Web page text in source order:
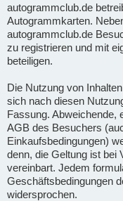
autogrammclub.de
Autogrammkarten.
autogrammclub.de
zu registrieren und mit
beteiligen.
Die Nutzung von
sich nach diesen
Fassung. Abweichende,
AGB des Besuchers
Einkaufsbedingungen)
denn, die Geltung ist
vereinbart. Jedem
Geschäftsbedingungen
widersprochen.